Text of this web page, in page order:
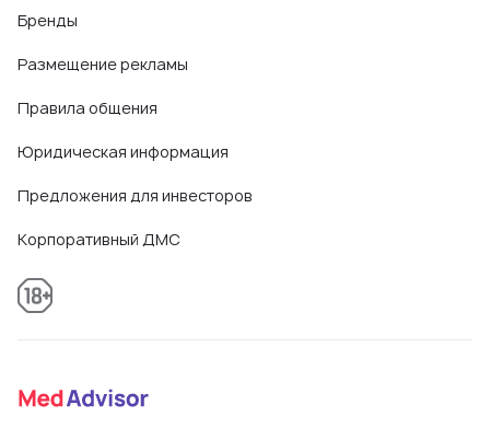
Бренды
Размещение рекламы
Правила общения
Юридическая информация
Предложения для инвесторов
Корпоративный ДМС